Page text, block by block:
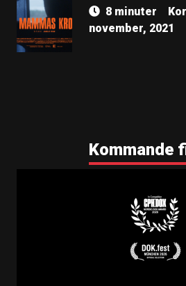
8 minuter
november, 2021
Kommande